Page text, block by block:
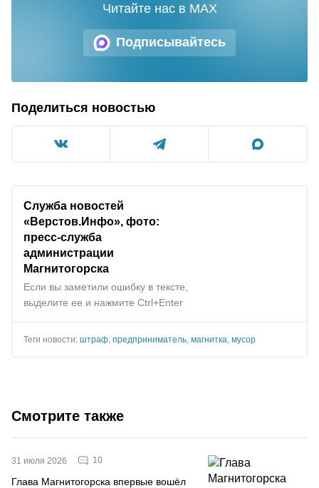
Подписывайтесь
Читайте нас в MAX
Поделиться новостью
Служба новостей
«Верстов.Инфо», фото:
пресс-служба
администрации
Магнитогорска
Если вы заметили ошибку в тексте,
выделите ее и нажмите Ctrl+Enter
Теги новости: штраф предприниматель магнитка мусор
Смотрите также
31 июля 2026 10
Глава Магнитогорска впервые вошёл